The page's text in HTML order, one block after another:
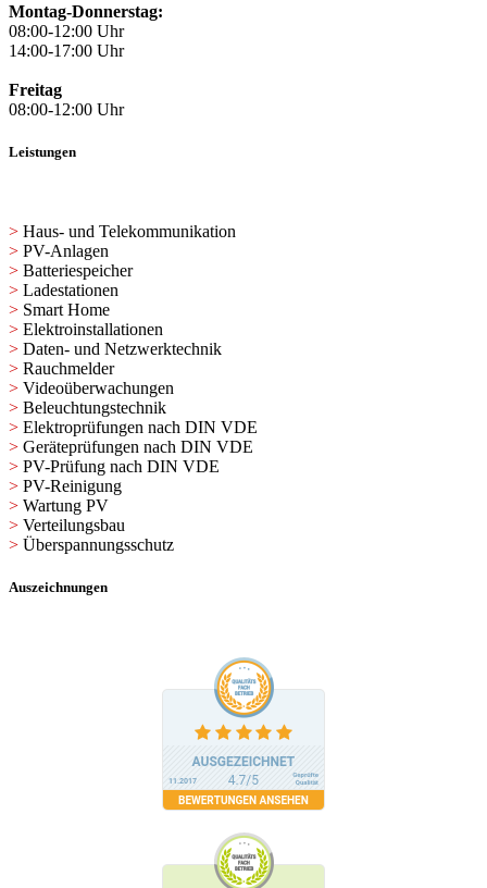
Montag-Donnerstag:
08:00-12:00 Uhr
14:00-17:00 Uhr
Freitag
08:00-12:00 Uhr
Leistungen
> Haus- und Telekommunikation
> PV-Anlagen
> Batteriespeicher
> Ladestationen
> Smart Home
> Elektroinstallationen
> Daten- und Netzwerktechnik
> Rauchmelder
> Videoüberwachungen
> Beleuchtungstechnik
> Elektroprüfungen nach DIN VDE
> Geräteprüfungen nach DIN VDE
> PV-Prüfung nach DIN VDE
> PV-Reinigung
> Wartung PV
> Verteilungsbau
> Überspannungsschutz
Auszeichnungen